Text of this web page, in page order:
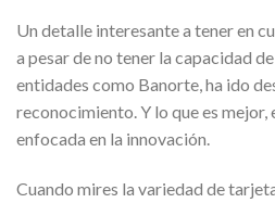
Un detalle interesante a tener en
a pesar de no tener la capacidad
entidades como Banorte, ha ido
reconocimiento. Y lo que es
enfocada en la innovación.
Cuando mires la variedad de